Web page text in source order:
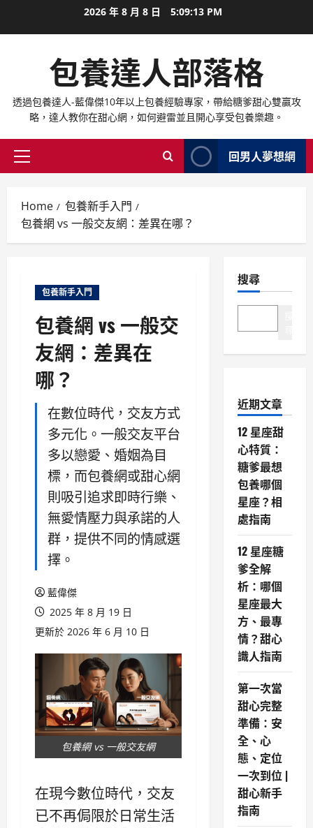
2026 年 8 月 8 日 5:09:14 PM
包養達人部落格
透過包養達人-藍偉傑10年以上包養經驗專家，帶給糖爹甜心雙贏攻
略，達人教你在甜心網，如何避雷並且開心享受包養樂趣。
Primary
回男人夢想網
Home
包養新手入門
包養網 vs 一般交友網：差異在哪？
包養新手入門
包養網 vs 一般交
友網：差異在
哪？
在數位時代，交友方式
多元化。一般交友平台
多以戀愛、婚姻為目
標，而包養網或甜心網
則吸引追求即時行樂、
無愛情壓力與承諾的人
群，提供不同的情感選
擇。
藍偉傑
2025 年 8 月 19 日
更新於 2026 年 6 月 10 日
包養網 vs 一般交友網
在現今數位時代，交友
已不再侷限於日常生活
搜尋
近期文章
12 星座甜
心特質：
糖爹最想
包養哪個
星座？相
處指南
12 星座糖
爹全解
析：哪個
星座最大
方、最專
情？甜心
識人指南
第一次當
甜心完整
準備：安
全、心
態、定位
一次到位 |
甜心新手
指南